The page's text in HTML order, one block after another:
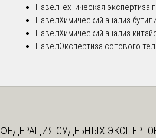
ПавелТехническая экспертиза
ПавелХимический анализ
ПавелХимический анализ
ПавелЭкспертиза сотового
ФЕДЕРАЦИЯ СУДЕБНЫХ